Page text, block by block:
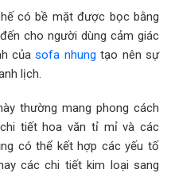
có bề mặt được bọc bằng
cho người dùng cảm giác
củasofa nhung tạo nên sự
lịch.
thường mang phong cách
tiết hoa văn tỉ mỉ và các
có thể kết hợp các yếu tố
các chi tiết kim loại sang